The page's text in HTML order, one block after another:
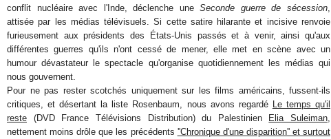
conflit nucléaire avec l'Inde, déclenche uneSeconde guerre de sécession
attisée par les médias télévisuels. Si cette satire hilarante et incisive renvoie
furieusement aux présidents des États-Unis passés et à venir, ainsi qu'aux
différentes guerres qu'ils n'ont cessé de mener, elle met en scène avec un
humour dévastateur le spectacle qu'organise quotidiennement les médias qui
nous gouvernent.
Pour ne pas rester scotchés uniquement sur les films américains, fussent-ils
critiques, et désertant la liste Rosenbaum, nous avons regardé
Le temps qu'il
reste (DVD France Télévisions Distribution) du Palestinien Elia Suleiman
nettement moins drôle que les précédents ''Chronique d'une disparition'' et surtout